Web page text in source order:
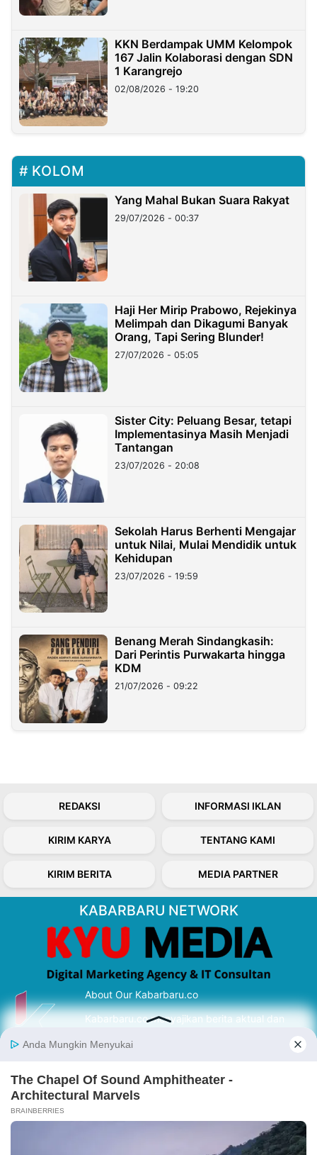
KKN Berdampak UMM Kelompok
167 Jalin Kolaborasi dengan SDN
1 Karangrejo
02/08/2026 - 19:20
KOLOM
Yang Mahal Bukan Suara Rakyat
29/07/2026 - 00:37
Haji Her Mirip Prabowo, Rejekinya
Melimpah dan Dikagumi Banyak
Orang, Tapi Sering Blunder!
27/07/2026 - 05:05
Sister City: Peluang Besar, tetapi
Implementasinya Masih Menjadi
Tantangan
23/07/2026 - 20:08
Sekolah Harus Berhenti Mengajar
untuk Nilai, Mulai Mendidik untuk
Kehidupan
23/07/2026 - 19:59
Benang Merah Sindangkasih:
Dari Perintis Purwakarta hingga
KDM
21/07/2026 - 09:22
REDAKSI INFORMASI IKLAN
KIRIM KARYA TENTANG KAMI
KIRIM BERITA MEDIA PARTNER
KABARBARU NETWORK
About Our Kabarbaru.co
Kabarbaru.co menyajikan berita aktual dan
serta terverifikasi dari sumber yang tepat.
Follow Kabarbaru